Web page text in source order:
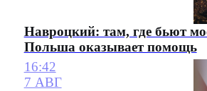
Навроцкий: там, где бьют
Польша оказывает помощь
16:42
7 АВГ